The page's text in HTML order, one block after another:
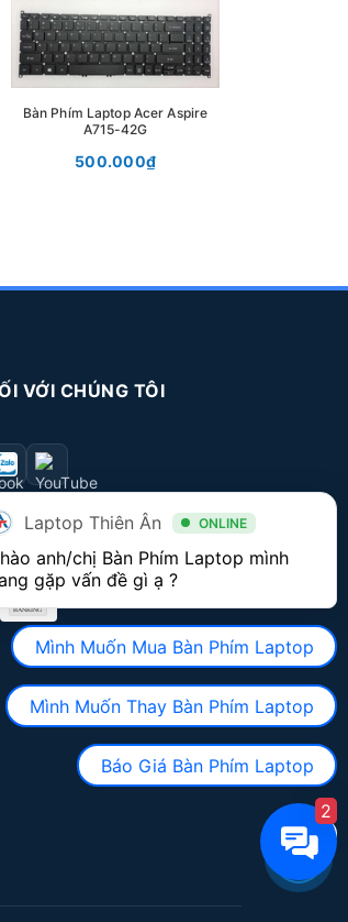
Bàn Phím Laptop Acer Aspire
A715-42G
500.000₫
VỚI CHÚNG TÔI
THỨC THANH TOÁN
Laptop Thiên Ân ONLINE
anh/chị Bàn Phím Laptop mình
gặp vấn đề gì ạ ?
Mình Muốn Mua Bàn Phím Laptop
Mình Muốn Thay Bàn Phím Laptop
Báo Giá Bàn Phím Laptop
2